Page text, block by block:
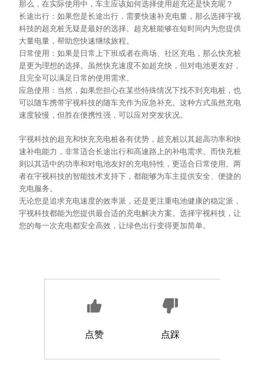
那么，在实际使用中，车主应该如何选择使用超充还是快充呢？
长途出行：如果您是长途出行，需要快速补充电量，那么选择宇视
科技的超充桩无疑是最好的选择。超充桩能够在短时间内为您提供
大量电量，帮助您快速继续旅程。
日常使用：如果是日常上下班或者在商场、社区充电，那么快充桩
是更为理想的选择。虽然快充速度不如超充快，但对电池更友好，
且完全可以满足日常的使用需求。
应急使用：当然，如果您担心在某些特殊情况下找不到充电桩，也
可以随车携带宇视科技的随车充作为应急补充。这种方式虽然充电
速度较慢，但胜在便携性强，可以应对突发状况。
宇视科技的超充和快充充电桩各有优势，超充桩以其超高功率和快
速补电能力，非常适合长途出行和高速路上的补电需求。而快充桩
则以其适中的功率和对电池友好的充电特性，更适合日常使用。两
者在宇视科技的智能技术支持下，都能够为车主提供安全、便捷的
充电服务。
无论您是追求充电速度的效率派，还是更注重电池健康的稳定派，
宇视科技都能为您提供最合适的充电解决方案。选择宇视科技，让
您的每一次充电都安全高效，让绿色出行变得更加简单。